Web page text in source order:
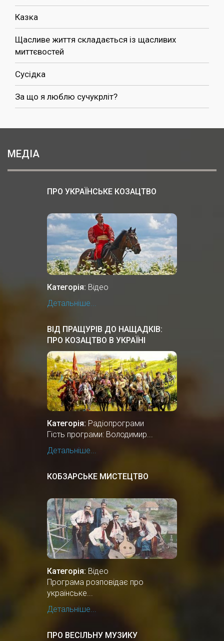
Казка
Щасливе життя складається із щасливих
миттєвостей
Сусідка
За що я люблю сучукрліт?
МЕДІА
ПРО УКРАЇНСЬКЕ КОЗАЦТВО
Категорія: Відео
Детальніше...
ВІД ПРАЩУРІВ ДО НАЩАДКІВ:
ПРО КОЗАЦТВО В УКРАЇНІ
Категорія: Радіопрограми
Гість програми: Володимир...
Детальніше...
КОБЗАРСЬКЕ МИСТЕЦТВО
Категорія: Відео
Програма розповідає про
українське...
Детальніше...
ПРО ВЕСІЛЬНУ МУЗИКУ